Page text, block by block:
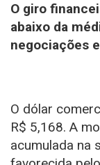
O giro
abaixo da
negociações
O dólar
R$ 5,168. A
acumulada na